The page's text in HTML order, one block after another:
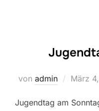
von admin März
Jugendtag am